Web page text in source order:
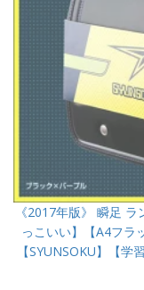
《2017年版》 瞬足
っこいい】【A4フラ
【SYUNSOKU】【学